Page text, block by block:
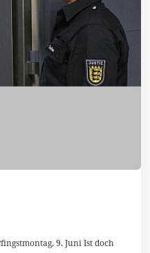
9. Juni Ist doch